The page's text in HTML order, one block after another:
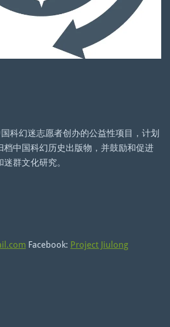
科幻迷志愿者创办的公益性项目，计划
档中国科幻历史出版物，并鼓励和促进
群文化研究。
Facebook: Project Jiulong